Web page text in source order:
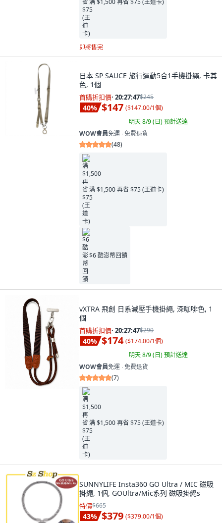
即將售完
日本 SP SAUCE 旅行運動5合1手機掛繩, 卡其
色, 1個
首購折扣價· 20:27:46$245
40% $147 ($147.00/1個)
明天 8/9 (日)預計送達
WOW會員免運 ∙ 免費退貨
(48)
满 $1,500 再省 $75 (王道卡)
$6 酷澎幣回饋
vXTRA 飛創 日系減壓手機掛繩, 深咖啡色, 1
個
首購折扣價· 20:27:46$290
40% $174 ($174.00/1個)
明天 8/9 (日)預計送達
WOW會員免運 ∙ 免費退貨
(7)
满 $1,500 再省 $75 (王道卡)
SUNNYLIFE Insta360 GO Ultra / MIC 磁吸
掛繩, 1個, GOUltra/Mic系列 磁吸掛繩s
特價$665
43% $379 ($379.00/1個)